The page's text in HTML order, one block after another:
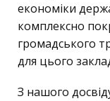
економіки
комплексно
громадського
для цього
З нашого